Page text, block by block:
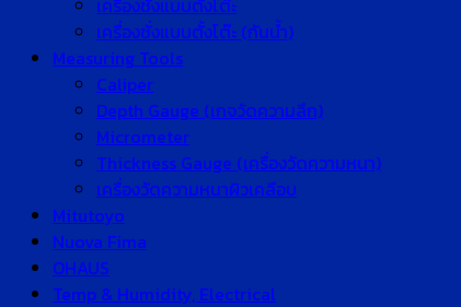
เครื่องชั่งแบบตั้งโต๊ะ
เครื่องชั่งแบบตั้งโต๊ะ (กันน้ำ)
Measuring Tools
Caliper
Depth Gauge (เกจวัดความลึก)
Micrometer
Thickness Gauge (เครื่องวัดความหนา)
เครื่องวัดความหนาผิวเคลือบ
Mitutoyo
Nuova Fima
OHAUS
Temp & Humidity, Electrical